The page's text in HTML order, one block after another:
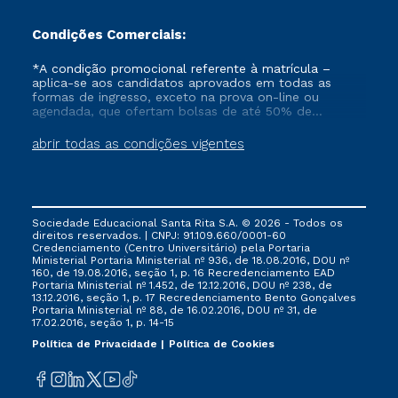
Condições Comerciais:
abrir todas as condições vigentes
*A condição promocional referente à matrícula –
aplica-se aos candidatos aprovados em todas as
formas de ingresso, exceto na prova on-line ou
agendada, que ofertam bolsas de até 50% de
que ainda não tenham efetivado e/ou não tenham
cancelado ou trancado sua matrícula em uma das
FIES, Prouni e outros programas governamentais, e
não se acumula com nenhuma outra campanha
ofertada pela Instituição.
Sociedade Educacional Santa Rita S.A. © 2026 - Todos os
direitos reservados. | CNPJ: 91.109.660/0001-60
Credenciamento (Centro Universitário) pela Portaria
Ministerial Portaria Ministerial nº 936, de 18.08.2016, DOU nº
160, de 19.08.2016, seção 1, p. 16 Recredenciamento EAD
Portaria Ministerial nº 1.452, de 12.12.2016, DOU nº 238, de
13.12.2016, seção 1, p. 17 Recredenciamento Bento Gonçalves
Portaria Ministerial nº 88, de 16.02.2016, DOU nº 31, de
17.02.2016, seção 1, p. 14-15
Política de Privacidade
Política de Cookies